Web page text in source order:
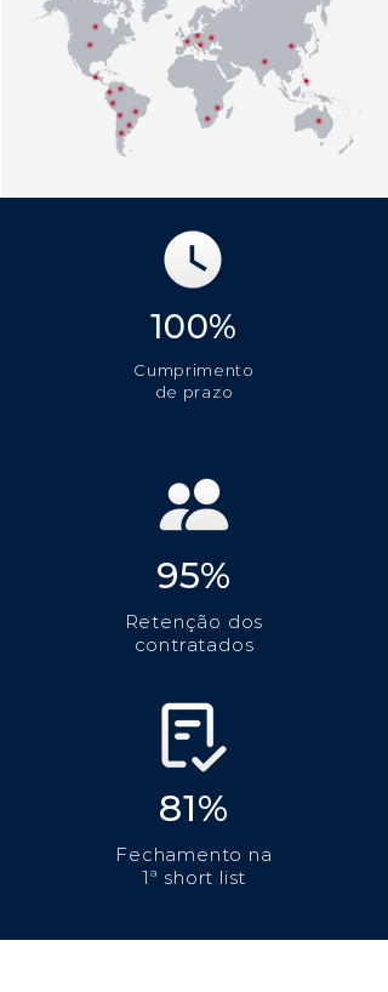
100%
Cumprimento
de prazo
95%
Retenção dos
contratados
81%
Fechamento na
1ª short list